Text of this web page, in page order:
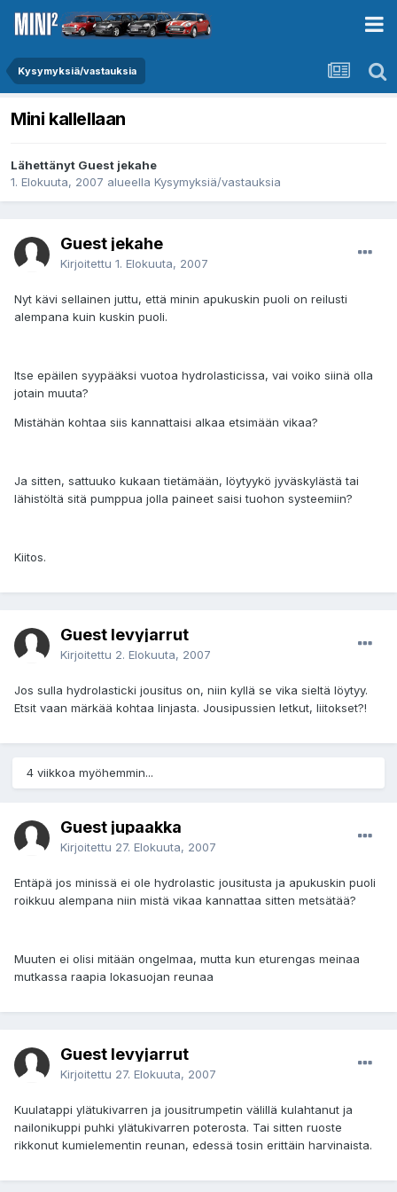
Kysymyksiä/vastauksia
Mini kallellaan
Lähettänyt Guest jekahe
1. Elokuuta, 2007 alueella Kysymyksiä/vastauksia
Guest jekahe
Kirjoitettu 1. Elokuuta, 2007
Nyt kävi sellainen juttu, että minin apukuskin puoli on reilusti
alempana kuin kuskin puoli.
Itse epäilen syypääksi vuotoa hydrolasticissa, vai voiko siinä olla
jotain muuta?
Mistähän kohtaa siis kannattaisi alkaa etsimään vikaa?
Ja sitten, sattuuko kukaan tietämään, löytyykö jyväskylästä tai
lähistöltä sitä pumppua jolla paineet saisi tuohon systeemiin?
Kiitos.
Guest levyjarrut
Kirjoitettu 2. Elokuuta, 2007
Jos sulla hydrolasticki jousitus on, niin kyllä se vika sieltä löytyy.
Etsit vaan märkää kohtaa linjasta. Jousipussien letkut, liitokset?!
4 viikkoa myöhemmin...
Guest jupaakka
Kirjoitettu 27. Elokuuta, 2007
Entäpä jos minissä ei ole hydrolastic jousitusta ja apukuskin puoli
roikkuu alempana niin mistä vikaa kannattaa sitten metsätää?
Muuten ei olisi mitään ongelmaa, mutta kun eturengas meinaa
mutkassa raapia lokasuojan reunaa
Guest levyjarrut
Kirjoitettu 27. Elokuuta, 2007
Kuulatappi ylätukivarren ja jousitrumpetin välillä kulahtanut ja
nailonikuppi puhki ylätukivarren poterosta. Tai sitten ruoste
rikkonut kumielementin reunan, edessä tosin erittäin harvinaista.